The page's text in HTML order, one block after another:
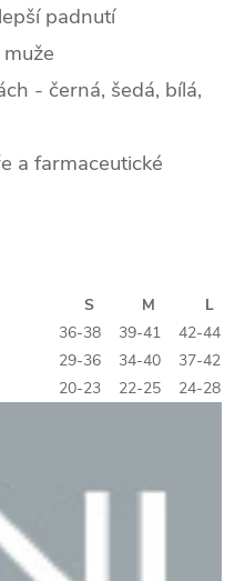
padnutí
- černá, šedá, bílá,
a farmaceutické
S M
L
36-38 39-41
42-44
29-36 34-40
37-42
20-23 22-25 24-28